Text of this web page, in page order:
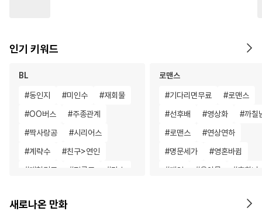
인기 키워드
BL
#동인지 #미인수 #재회물
#OO버스 #주종관계
#짝사랑공 #시리어스
#계략수 #친구>연인
#대형견공 #절륜공 #강수
#조폭공 #광공
로맨스
#기다리면무료 #로맨스
#선후배 #영상화 #까칠
#로맨스 #연상연하
#명문세가 #영혼바뀜
#게임 #육아물 #후회녀
복수
새로나온 만화